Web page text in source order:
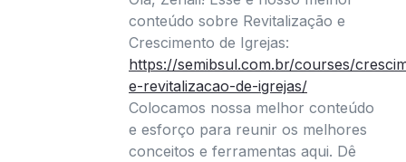
conteúdo sobre Revitalização e
Crescimento de Igrejas:
https://semibsul.com.br/courses/
e-revitalizacao-de-igrejas/
Colocamos nossa melhor conteúdo
e esforço para reunir os melhores
conceitos e ferramentas aqui. Dê